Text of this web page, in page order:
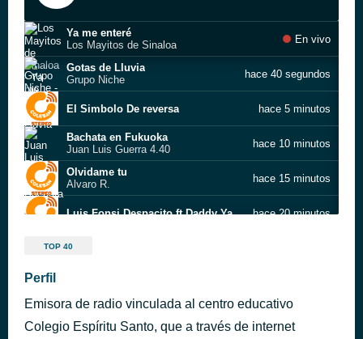
Ya me enteré
Los Mayitos de Sinaloa
En vivo
Gotas de Lluvia
Grupo Niche
hace 40 segundos
El Simbolo De reversa hace 5 minutos
Bachata en Fukuoka
Juan Luis Guerra 4.40
hace 10 minutos
Olvidame tu
Alvaro R.
hace 15 minutos
Luis Fonsi Despacito ft Daddy Yankee hace 20 minutos
TOP 40
Perfil
Emisora de radio vinculada al centro educativo
Colegio Espíritu Santo, que a través de internet